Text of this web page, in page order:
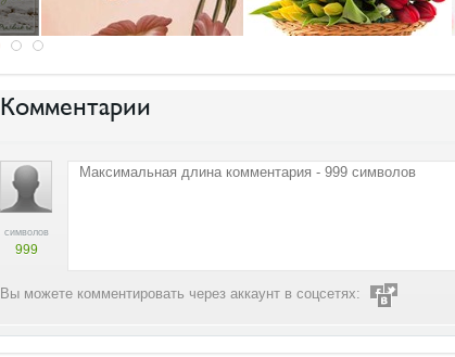
Комментарии
символов
999
Вы можете комментировать через аккаунт в соцсетях: